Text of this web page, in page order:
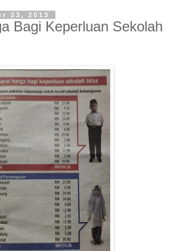
23, 2013
Bagi Keperluan Sekolah